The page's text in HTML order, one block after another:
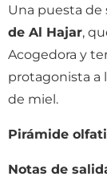
Una puesta de
de Al Hajar,
Acogedora y
protagonista a
de miel.
Pirámide
Notas de